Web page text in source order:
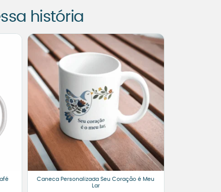
história
Caneca Personalizada Seu Coração é Meu
Lar